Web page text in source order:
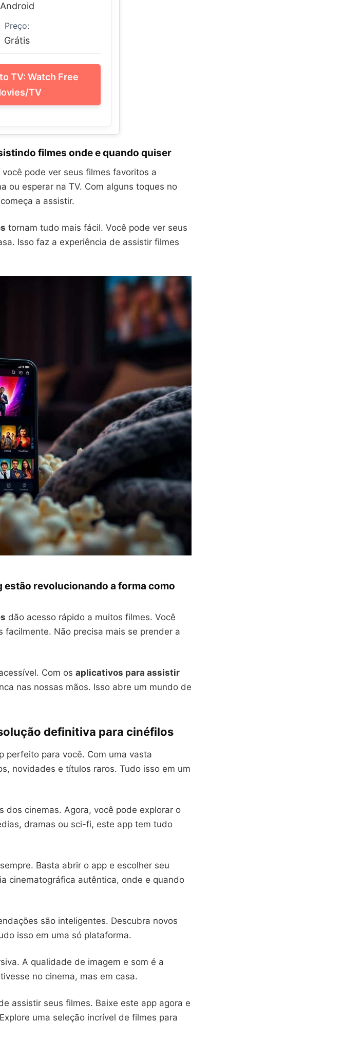
Android
Preço:
Grátis
TV: Watch Free
TV
filmes onde e quando quiser
você pode ver seus filmes favoritos a
ou esperar na TV. Com alguns toques no
a assistir.
tornam tudo mais fácil. Você pode ver seus
Isso faz a experiência de assistir filmes
revolucionando a forma como
dão acesso rápido a muitos filmes. Você
Não precisa mais se prender a
Com os aplicativos para assistir
nas nossas mãos. Isso abre um mundo de
definitiva para cinéfilos
perfeito para você. Com uma vasta
novidades e títulos raros. Tudo isso em um
dos cinemas. Agora, você pode explorar o
dramas ou sci-fi, este app tem tudo
Basta abrir o app e escolher seu
cinematográfica autêntica, onde e quando
são inteligentes. Descubra novos
isso em uma só plataforma.
A qualidade de imagem e som é a
no cinema, mas em casa.
assistir seus filmes. Baixe este app agora e
uma seleção incrível de filmes para